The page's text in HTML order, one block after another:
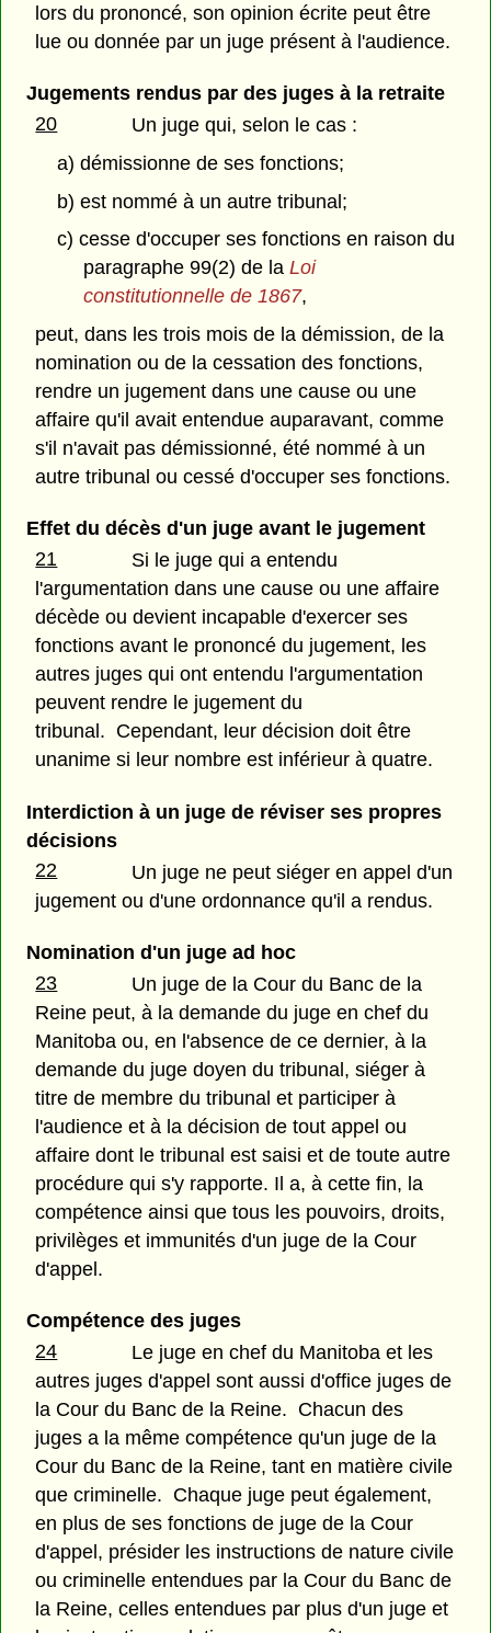
lors du prononcé, son opinion écrite peut être
lue ou donnée par un juge présent à l'audience.
Jugements rendus par des juges à la retraite
20
Un juge qui, selon le cas :
a) démissionne de ses fonctions;
b) est nommé à un autre tribunal;
c) cesse d'occuper ses fonctions en raison du
paragraphe 99(2) de laLoi
constitutionnelle de 1867,
peut, dans les trois mois de la démission, de la
nomination ou de la cessation des fonctions,
rendre un jugement dans une cause ou une
affaire qu'il avait entendue auparavant, comme
s'il n'avait pas démissionné, été nommé à un
autre tribunal ou cessé d'occuper ses fonctions.
Effet du décès d'un juge avant le jugement
21
Si le juge qui a entendu
l'argumentation dans une cause ou une affaire
décède ou devient incapable d'exercer ses
fonctions avant le prononcé du jugement, les
autres juges qui ont entendu l'argumentation
peuvent rendre le jugement du
tribunal. Cependant, leur décision doit être
unanime si leur nombre est inférieur à quatre.
Interdiction à un juge de réviser ses propres
décisions
22
Un juge ne peut siéger en appel d'un
jugement ou d'une ordonnance qu'il a rendus.
Nomination d'un juge ad hoc
23
Un juge de la Cour du Banc de la
Reine peut, à la demande du juge en chef du
Manitoba ou, en l'absence de ce dernier, à la
demande du juge doyen du tribunal, siéger à
titre de membre du tribunal et participer à
l'audience et à la décision de tout appel ou
affaire dont le tribunal est saisi et de toute autre
procédure qui s'y rapporte. Il a, à cette fin, la
compétence ainsi que tous les pouvoirs, droits,
privilèges et immunités d'un juge de la Cour
d'appel.
Compétence des juges
24
Le juge en chef du Manitoba et les
autres juges d'appel sont aussi d'office juges de
la Cour du Banc de la Reine. Chacun des
juges a la même compétence qu'un juge de la
Cour du Banc de la Reine, tant en matière civile
que criminelle. Chaque juge peut également,
en plus de ses fonctions de juge de la Cour
d'appel, présider les instructions de nature civile
ou criminelle entendues par la Cour du Banc de
la Reine, celles entendues par plus d'un juge et